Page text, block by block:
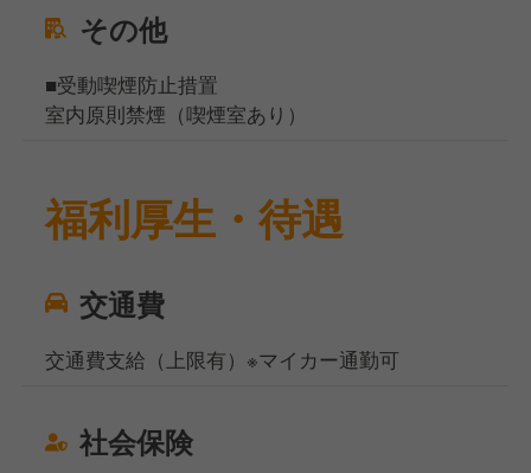
その他
■受動喫煙防止措置
室内原則禁煙（喫煙室あり）
福利厚生・待遇
交通費
交通費支給（上限有）※マイカー通勤可
社会保険